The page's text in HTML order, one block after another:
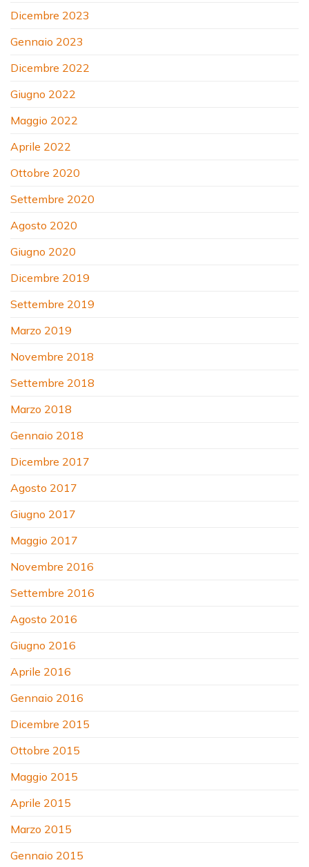
Dicembre 2023
Gennaio 2023
Dicembre 2022
Giugno 2022
Maggio 2022
Aprile 2022
Ottobre 2020
Settembre 2020
Agosto 2020
Giugno 2020
Dicembre 2019
Settembre 2019
Marzo 2019
Novembre 2018
Settembre 2018
Marzo 2018
Gennaio 2018
Dicembre 2017
Agosto 2017
Giugno 2017
Maggio 2017
Novembre 2016
Settembre 2016
Agosto 2016
Giugno 2016
Aprile 2016
Gennaio 2016
Dicembre 2015
Ottobre 2015
Maggio 2015
Aprile 2015
Marzo 2015
Gennaio 2015